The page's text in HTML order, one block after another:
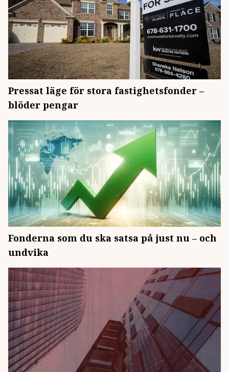
Pressat läge för stora fastighetsfonder –
blöder pengar
Fonderna som du ska satsa på just nu – och
undvika